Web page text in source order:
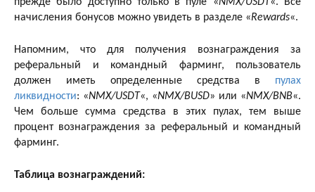
начисления бонусов можно увидеть в разделе «Rewards«.
Напомним, что для получения вознаграждения за
реферальный и командный фарминг, пользователь
должен иметь определенные средства в пулах
ликвидности: «NMX/USDT«, «NMX/BUSD» или «NMX/BNB«.
Чем больше сумма средства в этих пулах, тем выше
процент вознаграждения за реферальный и командный
фарминг.
Таблица вознаграждений: